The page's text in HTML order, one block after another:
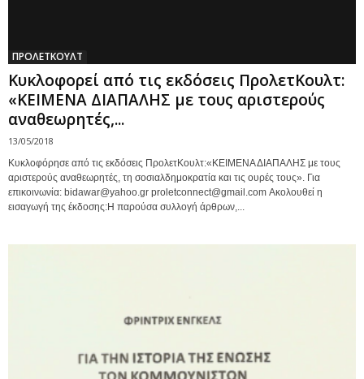
ΠΡΟΛΕΤΚΟΥΛΤ
Κυκλοφορεί από τις εκδόσεις ΠρολετΚουλτ:
«ΚΕΙΜΕΝΑ ΔΙΑΠΑΛΗΣ με τους αριστερούς
αναθεωρητές,...
13/05/2018
Κυκλοφόρησε από τις εκδόσεις ΠρολετΚουλτ:«ΚΕΙΜΕΝΑ ΔΙΑΠΑΛΗΣ με τους
αριστερούς αναθεωρητές, τη σοσιαλδημοκρατία και τις ουρές τους». Για
επικοινωνία: bidawar@yahoo.gr proletconnect@gmail.com Ακολουθεί η
εισαγωγή της έκδοσης:Η παρούσα συλλογή άρθρων,...